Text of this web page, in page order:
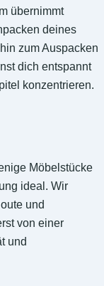
übernimmt
deines
zum Auspacken
dich entspannt
konzentrieren.
Möbelstücke
ideal. Wir
und
von einer
und